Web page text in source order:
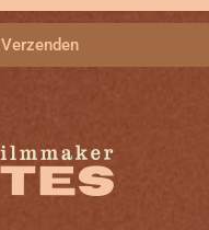
Verzenden